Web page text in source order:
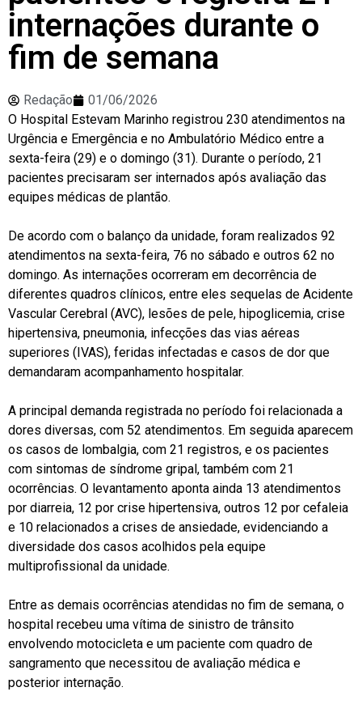
internações durante o
fim de semana
Redação
01/06/2026
O Hospital Estevam Marinho registrou 230 atendimentos na
Urgência e Emergência e no Ambulatório Médico entre a
sexta-feira (29) e o domingo (31). Durante o período, 21
pacientes precisaram ser internados após avaliação das
equipes médicas de plantão.
De acordo com o balanço da unidade, foram realizados 92
atendimentos na sexta-feira, 76 no sábado e outros 62 no
domingo. As internações ocorreram em decorrência de
diferentes quadros clínicos, entre eles sequelas de Acidente
Vascular Cerebral (AVC), lesões de pele, hipoglicemia, crise
hipertensiva, pneumonia, infecções das vias aéreas
superiores (IVAS), feridas infectadas e casos de dor que
demandaram acompanhamento hospitalar.
A principal demanda registrada no período foi relacionada a
dores diversas, com 52 atendimentos. Em seguida aparecem
os casos de lombalgia, com 21 registros, e os pacientes
com sintomas de síndrome gripal, também com 21
ocorrências. O levantamento aponta ainda 13 atendimentos
por diarreia, 12 por crise hipertensiva, outros 12 por cefaleia
e 10 relacionados a crises de ansiedade, evidenciando a
diversidade dos casos acolhidos pela equipe
multiprofissional da unidade.
Entre as demais ocorrências atendidas no fim de semana, o
hospital recebeu uma vítima de sinistro de trânsito
envolvendo motocicleta e um paciente com quadro de
sangramento que necessitou de avaliação médica e
posterior internação.